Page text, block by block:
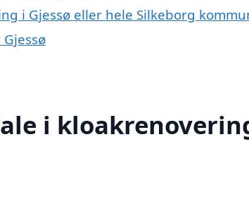
i Gjessø eller hele Silkeborg
i